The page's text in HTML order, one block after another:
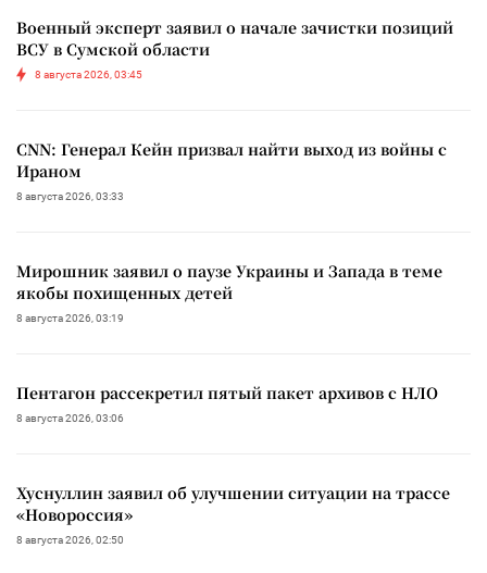
Военный эксперт заявил о начале зачистки позиций
ВСУ в Сумской области
8 августа 2026, 03:45
CNN: Генерал Кейн призвал найти выход из войны с
Ираном
8 августа 2026, 03:33
Мирошник заявил о паузе Украины и Запада в теме
якобы похищенных детей
8 августа 2026, 03:19
Пентагон рассекретил пятый пакет архивов с НЛО
8 августа 2026, 03:06
Хуснуллин заявил об улучшении ситуации на трассе
«Новороссия»
8 августа 2026, 02:50